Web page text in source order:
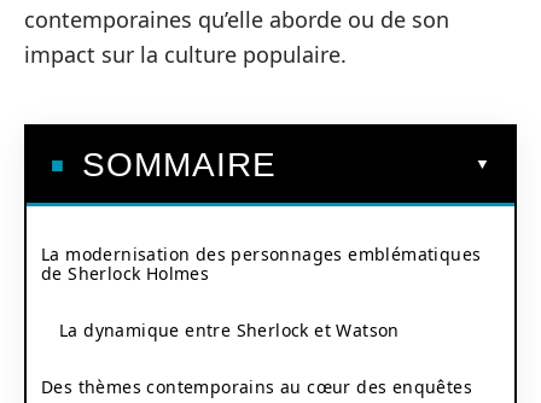
contemporaines qu’elle aborde ou de son
impact sur la culture populaire.
SOMMAIRE
La modernisation des personnages emblématiques
de Sherlock Holmes
La dynamique entre Sherlock et Watson
Des thèmes contemporains au cœur des enquêtes